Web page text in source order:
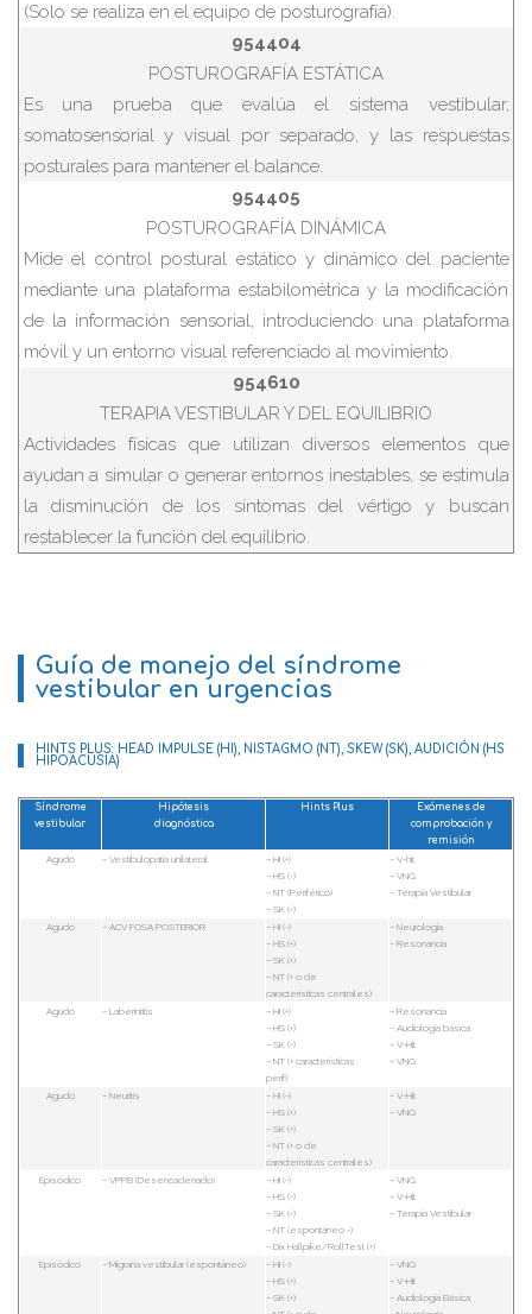
(Solo se realiza en el equipo de posturografía).
954404
POSTUROGRAFÍA ESTÁTICA
Es una prueba que evalúa el sistema vestibular,
somatosensorial y visual por separado, y las respuestas
posturales para mantener el balance.
954405
POSTUROGRAFÍA DINÁMICA
Mide el control postural estático y dinámico del paciente
mediante una plataforma estabilométrica y la modificación
de la información sensorial, introduciendo una plataforma
móvil y un entorno visual referenciado al movimiento.
954610
TERAPIA VESTIBULAR Y DEL EQUILIBRIO
Actividades físicas que utilizan diversos elementos que
ayudan a simular o generar entornos inestables, se estimula
la disminución de los síntomas del vértigo y buscan
restablecer la función del equilibrio.
Guía de manejo del síndrome
vestibular en urgencias
HINTS PLUS: HEAD IMPULSE (HI), NISTAGMO (NT), SKEW (SK), AUDICIÓN (HS
HIPOACUSIA)
Síndrome
vestibular
Hipótesis
diagnóstica
Hints Plus
Exámenes de
comprobación y
remisión
Agudo – Vestibulopatía unilateral
– HI (+)
– HS (-)
– NT (Periférico)
– SK (-)
– V-hit
– VNG
– Terapia Vestibular
Agudo – ACV FOSA POSTERIOR
– HI (-)
– HS (+)
– SK (+)
– NT (+ o de
características centrales)
– Neurología
– Resonancia
Agudo – Laberintítis
– HI (+)
– HS (+)
– SK (-)
– NT (+ características
perif)
– Resonancia
– Audiología básica
– V-Hit
– VNG
Agudo – Neuritis
– HI (-)
– HS (+)
– SK (+)
– NT (+ o de
características centrales)
– V-Hit
– VNG
Episódico – VPPB (Desencadenado)
– HI (-)
– HS (-)
– SK (-)
– NT (espontáneo -)
– Dix Hallpike/RollTest (+)
– VNG
– V-Hit
– Terapia Vestibular
Episódico – Migraña vestibular (espontáneo)
– HI (-)
– HS (+)
– SK (+)
– VNG
– V-Hit
– Audiología Básica